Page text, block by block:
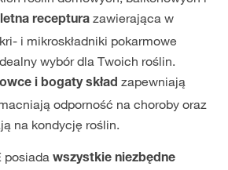
receptura zawierająca w
i mikroskładniki pokarmowe
wybór dla Twoich roślin.
i bogaty skład zapewniają
odporność na choroby oraz
na kondycję roślin.
posiada wszystkie niezbędne